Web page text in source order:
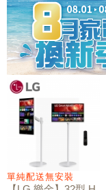
禮
單純配送無安裝